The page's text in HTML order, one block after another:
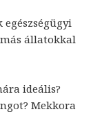
állatokkal
ideális?
Mekkora